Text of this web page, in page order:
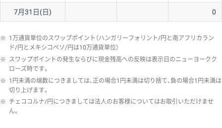
7月31日(日) 0
※ 1万通貨単位のスワップポイント（ハンガリーフォリント/円と南アフリカラン
ド/円とメキシコペソ/円は10万通貨単位）
※ スワップポイントの発生ならびに現金残高への反映は表示日のニューヨークク
ローズ時です。
※ 1円未満の端数につきましては、正の場合1円未満は切り捨て、負の場合1円未満は
切り上げます。
※ チェココルナ/円につきましては法人のお客様についてはお取引いただけませ
ん。